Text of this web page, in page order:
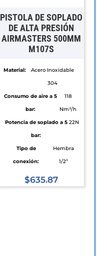
PISTOLA DE SOPLADO
DE ALTA PRESIÓN
AIRMASTERS 500MM
M107S
Material:
Acero Inoxidable
304
Consumo de aire a 5
bar:
118
Nm³/h
Potencia de soplado a 5
bar:
22N
Tipo de
conexión:
Hembra
1/2”
$635.87